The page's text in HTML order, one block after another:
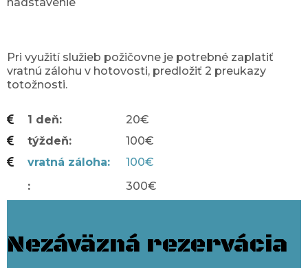
Pri využití služieb požičovne je potrebné zaplatiť
vratnú zálohu v hotovosti, predložiť 2 preukazy
totožnosti.
1 deň
20€
týždeň
100€
vratná záloha
100€
300€
Nezáväzná rezervácia